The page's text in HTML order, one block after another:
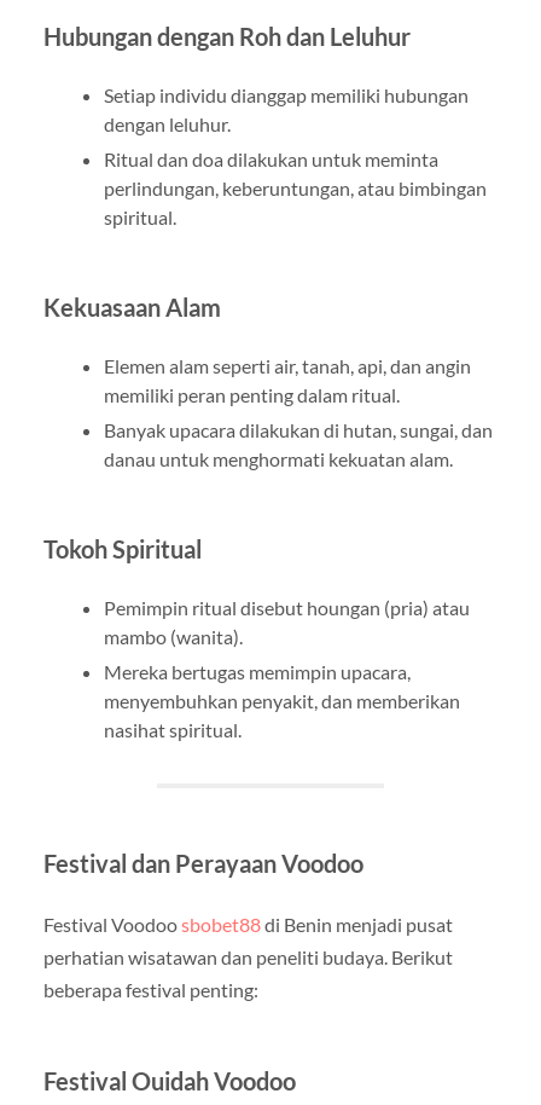
Hubungan dengan Roh dan Leluhur
Setiap individu dianggap memiliki hubungan
dengan leluhur.
Ritual dan doa dilakukan untuk meminta
perlindungan, keberuntungan, atau bimbingan
spiritual.
Kekuasaan Alam
Elemen alam seperti air, tanah, api, dan angin
memiliki peran penting dalam ritual.
Banyak upacara dilakukan di hutan, sungai, dan
danau untuk menghormati kekuatan alam.
Tokoh Spiritual
Pemimpin ritual disebut houngan (pria) atau
mambo (wanita).
Mereka bertugas memimpin upacara,
menyembuhkan penyakit, dan memberikan
nasihat spiritual.
Festival dan Perayaan Voodoo
Festival Voodoosbobet88di Benin menjadi pusat
perhatian wisatawan dan peneliti budaya. Berikut
beberapa festival penting:
Festival Ouidah Voodoo